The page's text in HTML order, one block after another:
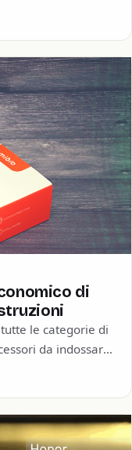
di
le categorie di
da indossare.